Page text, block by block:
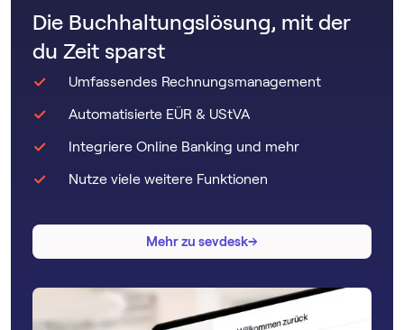
Die Buchhaltungslösung, mit der
du Zeit sparst
Umfassendes Rechnungsmanagement
Automatisierte EÜR & UStVA
Integriere Online Banking und mehr
Nutze viele weitere Funktionen
Mehr zu sevdesk→
→